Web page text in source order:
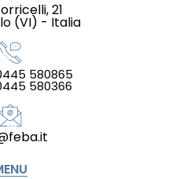
21
(VI) - Italia
580865
580366